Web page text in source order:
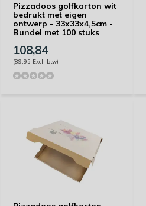
Pizzadoos golfkarton wit
bedrukt met eigen
ontwerp - 33x33x4,5cm -
Bundel met 100 stuks
108,84
(89,95 Excl. btw)